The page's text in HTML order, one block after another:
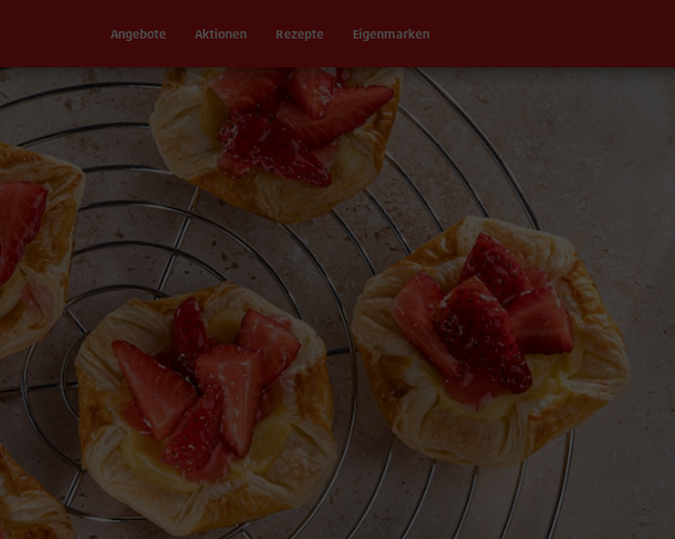
Angebote Aktionen Rezepte Eigenmarken